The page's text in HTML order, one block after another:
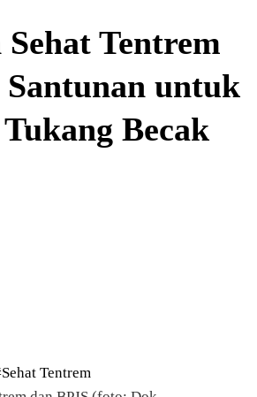
Sehat Tentrem
Santunan untuk
Becak
Tentrem